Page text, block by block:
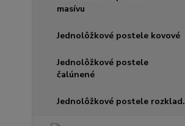
masívu
Jednolôžkové postele kovové
Jednolôžkové postele
čalúnené
Jednolôžkové postele rozklad.